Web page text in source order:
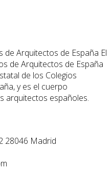
El
de Arquitectos de España
de los Colegios
y es el cuerpo
arquitectos españoles.
28046 Madrid